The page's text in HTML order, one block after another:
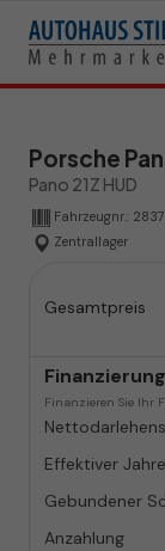
Porsche
Pano 21Z HUD
Fahrzeugnr.:
Zentrallager
Gesamtpreis
Finanzierung
Finanzieren Sie Ihr
Effektiver
Gebundener
Anzahlung